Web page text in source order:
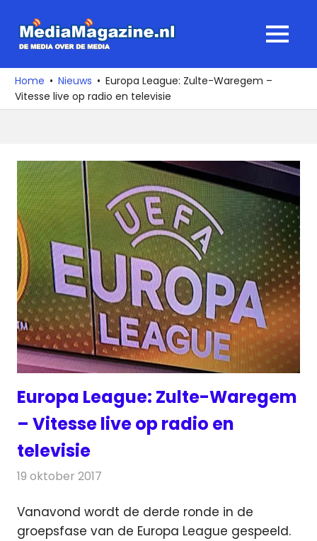
naar
media
over
de
MENU
Home Nieuws
Europa League: Zulte-Waregem –
Vitesse live op radio en televisie
Europa League: Zulte-Waregem
– Vitesse live op radio en
televisie
19 oktober 2017
Vanavond wordt de derde ronde in de
groepsfase van de Europa League gespeeld.